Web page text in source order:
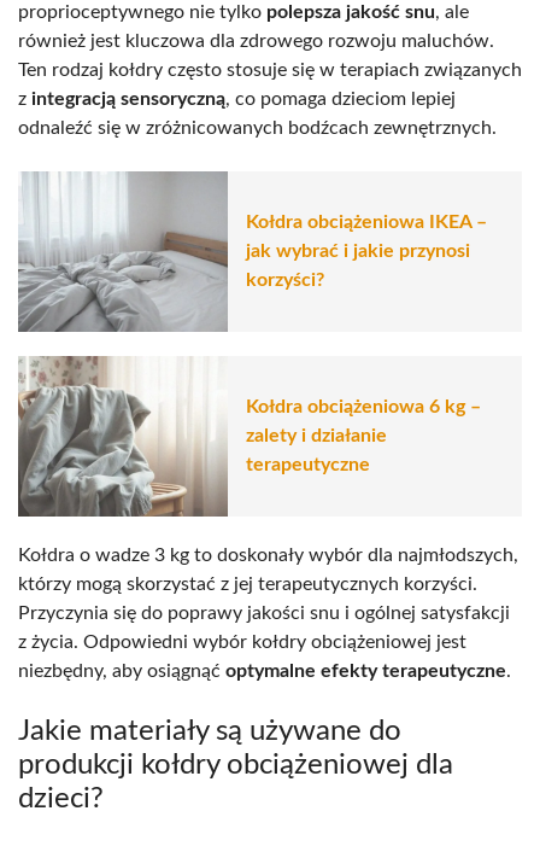
proprioceptywnego nie tylko polepsza jakość snu, ale
również jest kluczowa dla zdrowego rozwoju maluchów.
Ten rodzaj kołdry często stosuje się w terapiach związanych
z integracją sensoryczną, co pomaga dzieciom lepiej
odnaleźć się w zróżnicowanych bodźcach zewnętrznych.
Kołdra obciążeniowa IKEA –
jak wybrać i jakie przynosi
korzyści?
Kołdra obciążeniowa 6 kg –
zalety i działanie
terapeutyczne
Kołdra o wadze 3 kg to doskonały wybór dla najmłodszych,
którzy mogą skorzystać z jej terapeutycznych korzyści.
Przyczynia się do poprawy jakości snu i ogólnej satysfakcji
z życia. Odpowiedni wybór kołdry obciążeniowej jest
niezbędny, aby osiągnąć optymalne efekty terapeutyczne.
Jakie materiały są używane do
produkcji kołdry obciążeniowej dla
dzieci?